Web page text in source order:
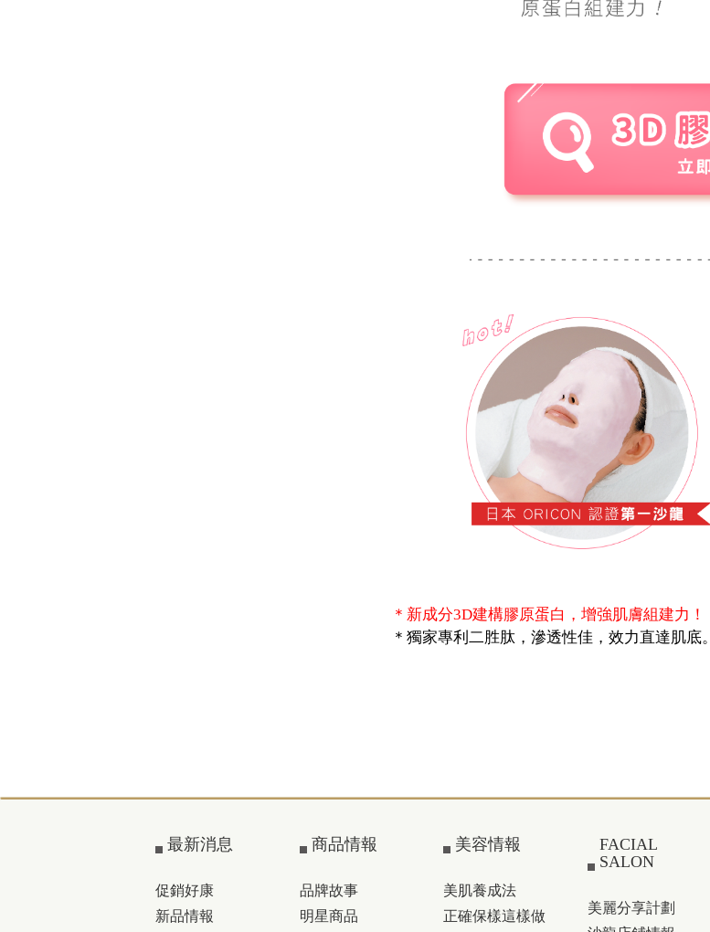
＊新成分3D建構膠原蛋白，增強肌膚組建力！
＊獨家專利二胜肽，滲透性佳，效力直達肌底。
最新消息
促銷好康
新品情報
商品情報
品牌故事
明星商品
美容情報
美肌養成法
正確保樣這樣做
FACIAL
SALON
美麗分享計劃